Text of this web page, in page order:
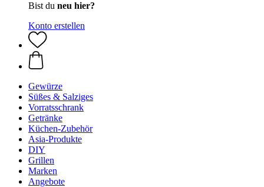
Bist du neu hier?
Konto erstellen
Gewürze
Süßes & Salziges
Vorratsschrank
Getränke
Küchen-Zubehör
Asia-Produkte
DIY
Grillen
Marken
Angebote